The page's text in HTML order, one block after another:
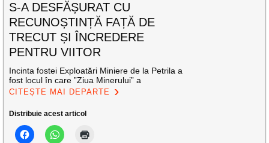
S-A DESFĂȘURAT CU
RECUNOȘTINȚĂ FAȚĂ DE
TRECUT ȘI ÎNCREDERE
PENTRU VIITOR
Incinta fostei Exploatări Miniere de la Petrila a
fost locul în care ”Ziua Minerului” a
CITEȘTE MAI DEPARTE
Distribuie acest articol